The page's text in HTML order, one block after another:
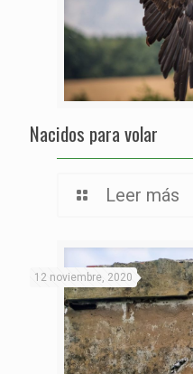
Nacidos para volar
Leer más
12 noviembre, 2020